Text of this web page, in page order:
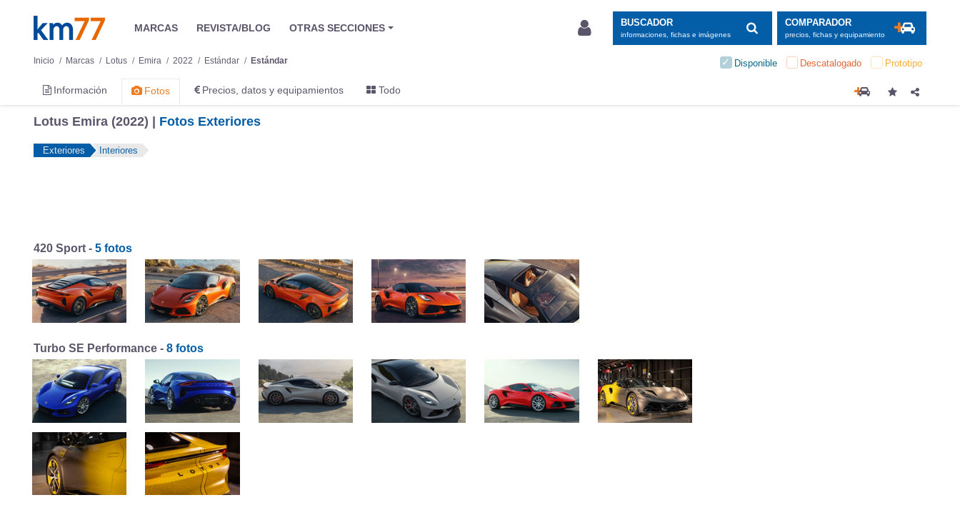
MARCAS REVISTA/BLOG OTRAS SECCIONES BUSCADOR
informaciones, fichas e imágenes
COMPARADOR
precios, fichas y equipamiento
Inicio Marcas Lotus Emira 2022 Estándar Estándar Disponible Descatalogado Prototipo
Información Fotos Precios, datos y equipamientos Todo
Lotus Emira (2022) | Fotos Exteriores
Exteriores Interiores
420 Sport - 5 fotos
Turbo SE Performance - 8 fotos